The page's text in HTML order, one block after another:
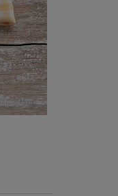
& Mayer